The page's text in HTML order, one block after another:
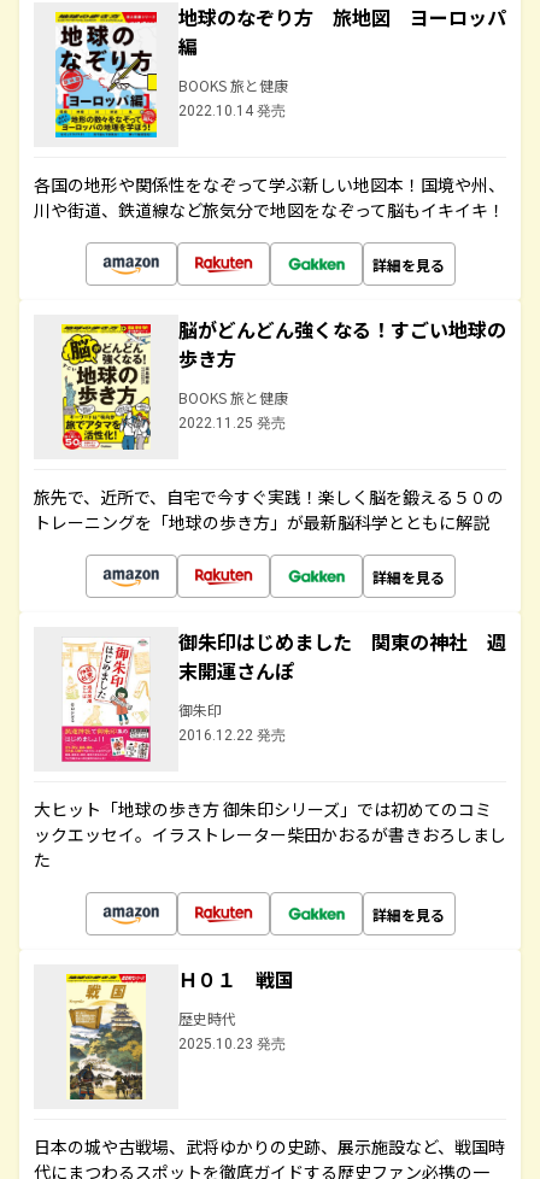
地球のなぞり方 旅地図 ヨーロッパ
編
BOOKS 旅と健康
2022.10.14 発売
各国の地形や関係性をなぞって学ぶ新しい地図本！国境や州、
川や街道、鉄道線など旅気分で地図をなぞって脳もイキイキ！
詳細を見る
脳がどんどん強くなる！すごい地球の
歩き方
BOOKS 旅と健康
2022.11.25 発売
旅先で、近所で、自宅で今すぐ実践！楽しく脳を鍛える５０の
トレーニングを「地球の歩き方」が最新脳科学とともに解説
詳細を見る
御朱印はじめました 関東の神社 週
末開運さんぽ
御朱印
2016.12.22 発売
大ヒット「地球の歩き方 御朱印シリーズ」では初めてのコミ
ックエッセイ。イラストレーター柴田かおるが書きおろしまし
た
詳細を見る
Ｈ０１ 戦国
歴史時代
2025.10.23 発売
日本の城や古戦場、武将ゆかりの史跡、展示施設など、戦国時
代にまつわるスポットを徹底ガイドする歴史ファン必携の一